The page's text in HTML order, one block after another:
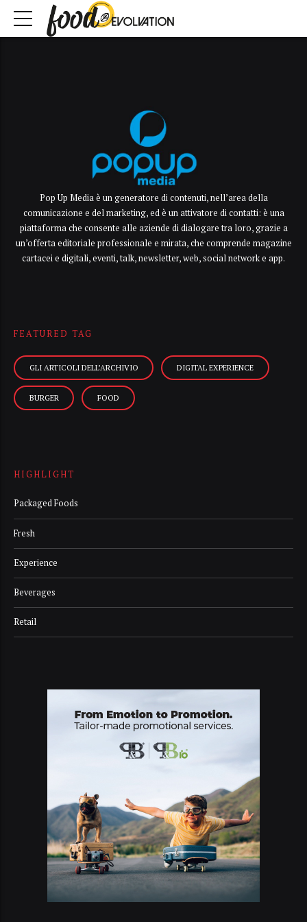
Pop Up Media è un generatore di contenuti, nell’area della
comunicazione e del marketing, ed è un attivatore di contatti: è una
piattaforma che consente alle aziende di dialogare tra loro, grazie a
un’offerta editoriale professionale e mirata, che comprende magazine
cartacei e digitali, eventi, talk, newsletter, web, social network e app.
FEATURED TAG
GLI ARTICOLI DELL’ARCHIVIO DIGITAL EXPERIENCE
BURGER FOOD
HIGHLIGHT
Packaged Foods
Fresh
Experience
Beverages
Retail